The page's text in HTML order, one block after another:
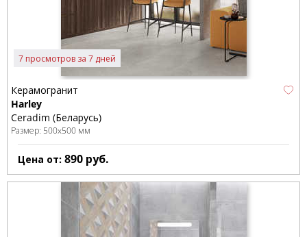
7 просмотров за 7 дней
Керамогранит
Harley
Ceradim (Беларусь)
Размер: 500x500 мм
Цена от: 890 руб.